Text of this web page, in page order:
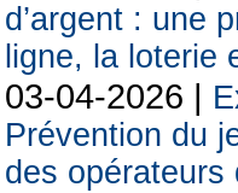
d’argent : une
ligne, la loterie
03-04-2026 |
Prévention du
des opérateurs